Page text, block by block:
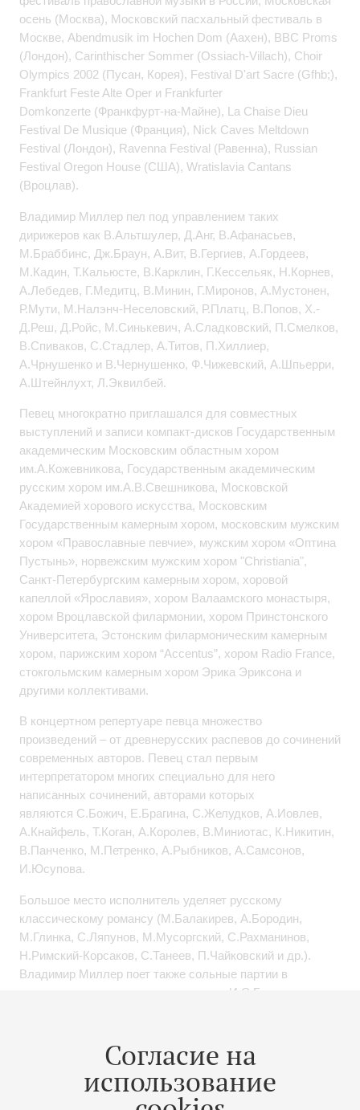
Согласие на
использование
осень (Москва), Московский пасхальный фестиваль в
Москве, Abendmusik im Hochen Dom (Аахен), BBC Proms
(Лондон), Carinthischer Sommer (Ossiach-Villach), Choir
Olympics 2002 (Пусан, Корея), Festival D'art Sacre (Gfhb;),
Frankfurt Feste Alte Oper и Frankfurter
Domkonzerte (Франкфурт-на-Майне), La Chaise Dieu
Festival De Musique (Франция), Nick Caves Meltdown
Festival (Лондон), Ravenna Festival (Равенна), Russian
Festival Oregon House (США), Wratislavia Cantans
(Вроцлав).
Владимир Миллер пел под управлением таких
дирижеров как В.Альтшулер, Д.Анг, В.Афанасьев,
М.Браббинс, Дж.Браун, А.Вит, В.Гергиев, А.Гордеев,
М.Кадин, Т.Кальюсте, В.Карклин, Г.Кессельяк, Н.Корнев,
А.Лебедев, Г.Медитц, В.Минин, Г.Миронов, А.Мустонен,
Р.Мути, М.Налэнч-Неселовский, Р.Платц, В.Попов, Х.-
Д.Реш, Д.Ройс, М.Синькевич, А.Сладковский, П.Смелков,
В.Спиваков, С.Стадлер, А.Титов, П.Хиллиер,
А.Чрнушенко и В.Чернушенко, Ф.Чижевский, А.Шпьерри,
А.Штейнлухт, Л.Эквилбей.
Певец многократно приглашался для совместных
выступлений и записи компакт-дисков Государственным
академическим Московским областным хором
им.А.Кожевникова, Государственным академическим
русским хором им.А.В.Свешникова, Московской
Академией хорового искусства, Московским
Государственным камерным хором, московским мужским
хором «Православные певчие», мужским хором «Оптина
Пустынь», норвежским мужским хором "Christiania",
Санкт-Петербургским камерным хором, хоровой
капеллой «Ярославия», хором Валаамского монастыря,
хором Вроцлавской филармонии, хором Принстонского
Университета, Эстонским филармоническим камерным
хором, парижским хором “Accentus”, хором Radio France,
стокгольмским камерным хором Эрика Эриксона и
другими коллективами.
В концертном репертуаре певца множество
произведений – от древнерусских распевов до сочинений
современных авторов. Певец стал первым
интерпретатором многих специально для него
написанных сочинений, авторами которых
являются С.Божич, Е.Брагина, С.Желудков, А.Иовлев,
А.Кнайфель, Т.Коган, А.Королев, В.Миниотас, К.Никитин,
В.Панченко, М.Петренко, А.Рыбников, А.Самсонов,
И.Юсупова.
Большое место исполнитель уделяет русскому
классическому романсу (М.Балакирев, А.Бородин,
М.Глинка, С.Ляпунов, М.Мусоргский, С.Рахманинов,
Н.Римский-Корсаков, С.Танеев, П.Чайковский и др.).
Владимир Миллер поет также сольные партии в
кантатно-ораториальных сочинениях И.С.Баха,
К.Пендерецкого, А.Пярта, А.Рыбникова, И.Стравинского,
Дж.Тавенера, Г.Шютца.
Певец имеет сольные записи на более чем 110 компакт-